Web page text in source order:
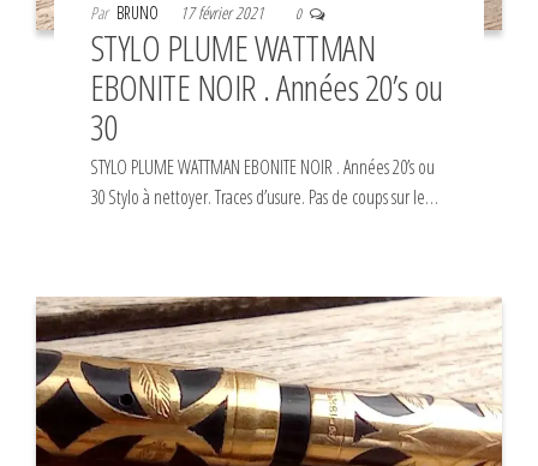
Par BRUNO 17 février 2021 0
STYLO PLUME WATTMAN
EBONITE NOIR . Années 20’s ou
30
STYLO PLUME WATTMAN EBONITE NOIR . Années 20’s ou
30 Stylo à nettoyer. Traces d’usure. Pas de coups sur le…